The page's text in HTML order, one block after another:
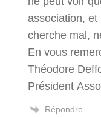
association, et
cherche mal,
En vous
Théodore
Président
Répondre